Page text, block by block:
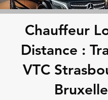
Chauffeur
Distance :
VTC